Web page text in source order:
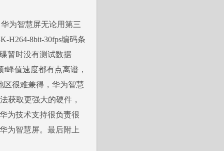
为智慧屏无论用第三
H264-8bit-30fps编码条
暂时没有测试数据
峰值速度都有点离谱，
区很难兼得，华为智慧
获取更强大的硬件，
为技术支持很负责很
为智慧屏。最后附上